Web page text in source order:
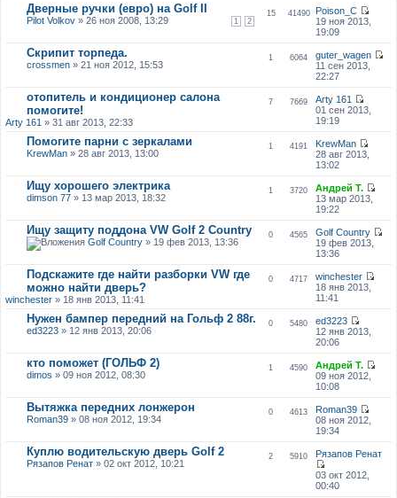
Дверные ручки (евро) на Golf II
1 2
Pilot Volkov» 26 ноя 2008, 13:29
15 41490
Poison_C
19 ноя 2013,
19:09
Скрипит торпеда.
crossmen» 21 ноя 2012, 15:53
1 6064
guter_wagen
11 сен 2013,
22:27
отопитель и кондиционер салона
помогите!
Arty 161 » 31 авг 2013, 22:33
7 7669
Arty 161
01 сен 2013,
19:19
Помогите парни с зеркалами
KrewMan» 28 авг 2013, 13:00
1 4191
KrewMan
28 авг 2013,
13:02
Ищу хорошего электрика
dimson 77» 13 мар 2013, 18:32
1 3720
Андрей Т.
13 мар 2013,
19:22
Ищу защиту поддона VW Golf 2 Country
Golf Country» 19 фев 2013, 13:36
0 4565
Golf Country
19 фев 2013,
13:36
Подскажите где найти разборки VW где
можно найти дверь?
winchester» 18 янв 2013, 11:41
0 4717
winchester
18 янв 2013,
11:41
Нужен бампер передний на Гольф 2 88г.
ed3223» 12 янв 2013, 20:06
0 5480
ed3223
12 янв 2013,
20:06
кто поможет (ГОЛЬФ 2)
dimos » 09 ноя 2012, 08:30
1 4590
Андрей Т.
09 ноя 2012,
10:08
Вытяжка передних лонжерон
Roman39» 08 ноя 2012, 19:34
0 4613
Roman39
08 ноя 2012,
19:34
Куплю водительскую дверь Golf 2
Рязапов Ренат» 02 окт 2012, 10:21
2 5910
Рязапов Ренат
03 окт 2012,
00:40